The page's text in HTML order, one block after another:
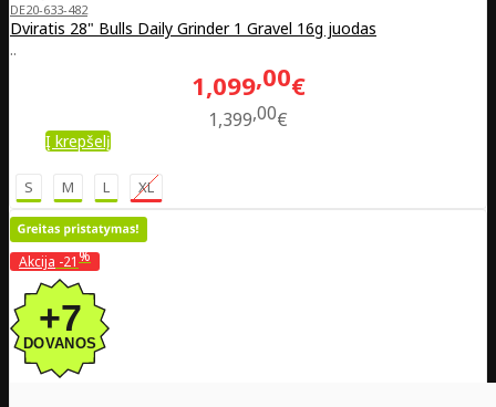
DE20-633-482
Dviratis 28" Bulls Daily Grinder 1 Gravel 16g juodas
..
1,099 00€
1,399 00€
Į krepšelį
S M L XL
Akcija -21%